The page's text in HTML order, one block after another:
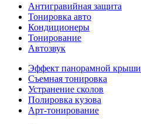
Антигравийная защита
Тонировка авто
Кондиционеры
Тонирование
Автозвук
Эффект панорамной крыши
Съемная тонировка
Устранение сколов
Полировка кузова
Арт-тонирование